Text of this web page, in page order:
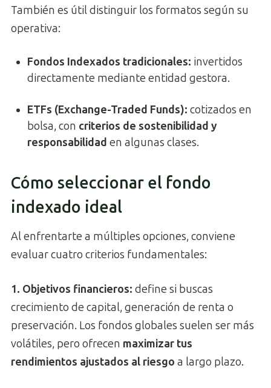
También es útil distinguir los formatos según su
operativa:
Fondos Indexados tradicionales: invertidos
directamente mediante entidad gestora.
ETFs (Exchange-Traded Funds): cotizados en
bolsa, con criterios de sostenibilidad y
responsabilidad en algunas clases.
Cómo seleccionar el fondo
indexado ideal
Al enfrentarte a múltiples opciones, conviene
evaluar cuatro criterios fundamentales:
1. Objetivos financieros: define si buscas
crecimiento de capital, generación de renta o
preservación. Los fondos globales suelen ser más
volátiles, pero ofrecen maximizar tus
rendimientos ajustados al riesgo a largo plazo.